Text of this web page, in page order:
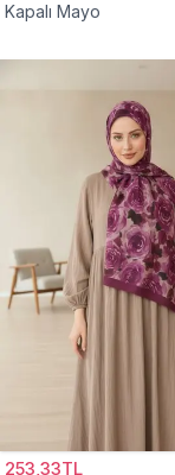
Kapalı Mayo
253,33TL